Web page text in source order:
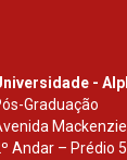
-
Graduação
Andar – Prédio 5